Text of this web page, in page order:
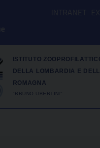
INTRANET
ISTITUTO
DELLA LOMBARDIA E
ROMAGNA
"BRUNO UBERTINI"